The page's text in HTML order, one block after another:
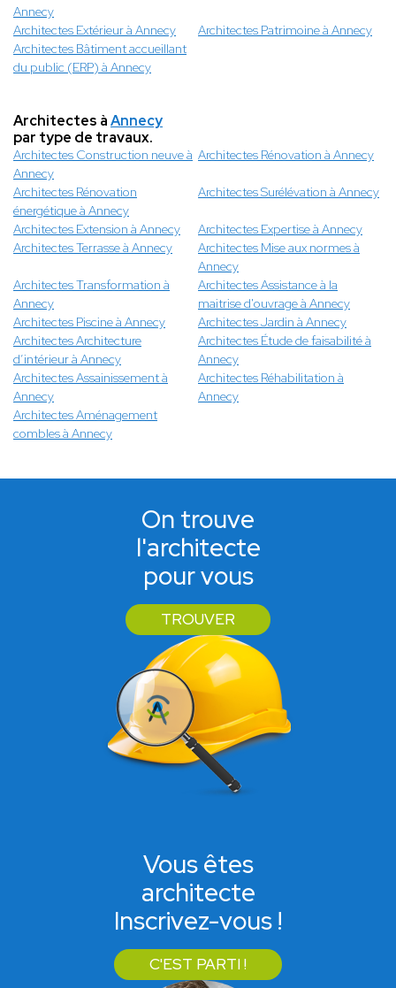
Annecy
Architectes Extérieur à Annecy
Architectes Patrimoine à Annecy
Architectes Bâtiment accueillant
du public (ERP) à Annecy
Architectes àAnnecy
par type de travaux.
Architectes Construction neuve à
Annecy
Architectes Rénovation à Annecy
Architectes Rénovation
énergétique à Annecy
Architectes Surélévation à Annecy
Architectes Extension à Annecy
Architectes Expertise à Annecy
Architectes Terrasse à Annecy
Architectes Mise aux normes à
Annecy
Architectes Transformation à
Annecy
Architectes Assistance à la
maitrise d'ouvrage à Annecy
Architectes Piscine à Annecy
Architectes Jardin à Annecy
Architectes Architecture
d’intérieur à Annecy
Architectes Étude de faisabilité à
Annecy
Architectes Assainissement à
Annecy
Architectes Réhabilitation à
Annecy
Architectes Aménagement
combles à Annecy
On trouve
l'architecte
pour vous
TROUVER
Vous êtes
architecte
Inscrivez-vous !
C'EST PARTI !